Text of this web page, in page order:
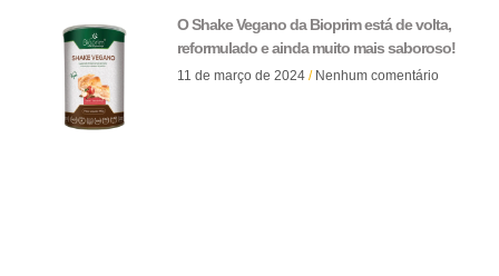
O Shake Vegano da Bioprim está de volta,
reformulado e ainda muito mais saboroso!
11 de março de 2024 Nenhum comentário